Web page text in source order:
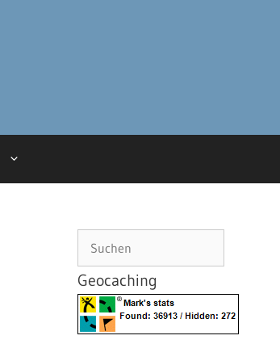
Geocaching